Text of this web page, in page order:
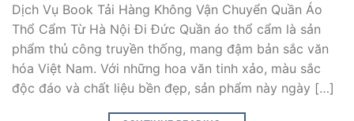
Dịch Vụ Book Tải Hàng Không Vận Chuyển Quần Áo
Thổ Cẩm Từ Hà Nội Đi Đức Quần áo thổ cẩm là sản
phẩm thủ công truyền thống, mang đậm bản sắc văn
hóa Việt Nam. Với những hoa văn tinh xảo, màu sắc
độc đáo và chất liệu bền đẹp, sản phẩm này ngày […]